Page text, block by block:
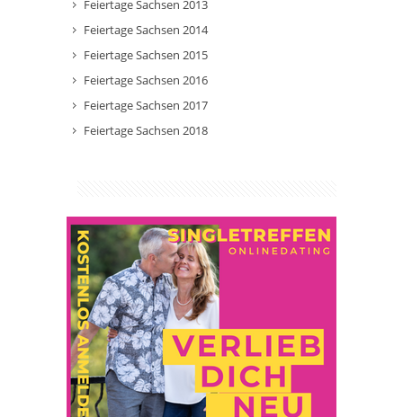
Feiertage Sachsen 2013
Feiertage Sachsen 2014
Feiertage Sachsen 2015
Feiertage Sachsen 2016
Feiertage Sachsen 2017
Feiertage Sachsen 2018